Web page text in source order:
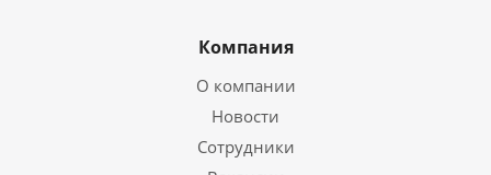
Компания
О компании
Новости
Сотрудники